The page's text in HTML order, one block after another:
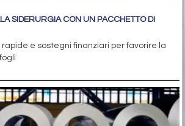
SIDERURGIA CON UN PACCHETTO DI
e sostegni finanziari per favorire la